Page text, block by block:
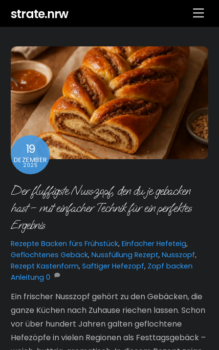
strate.nrw
19
DEZEMBER
2025
Der fluffigste Nusszopf, den du je gebacken
hast – mit einfacher Technik für ein perfektes
Ergebnis
Rezepte Backen fürs Frühstück,Einfacher Hefeteig,
Geflochtenes Gebäck,Nussfüllung Rezept,Nusszopf,
Rezept Kastenform,Saftiger Hefezopf, Zopf backen
Anleitung 0
Ein frischer Nusszopf gehört zu den Gebäcken, die
ganze Küchen nach Zuhause riechen lassen. Schon
vor über hundert Jahren galten geflochtene
Hefezöpfe in vielen Regionen als Festtagsgebäck –